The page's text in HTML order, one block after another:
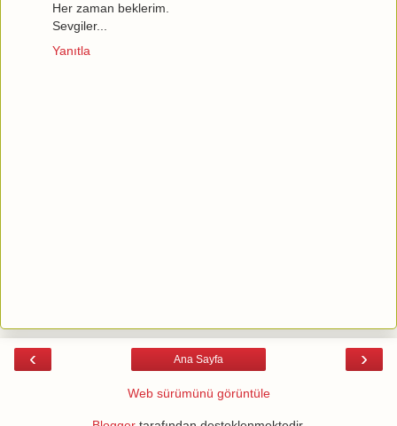
Her zaman beklerim.
Sevgiler...
Yanıtla
‹ ›
Ana Sayfa
Web sürümünü görüntüle